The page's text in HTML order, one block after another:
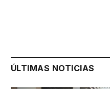
ÚLTIMAS NOTICIAS